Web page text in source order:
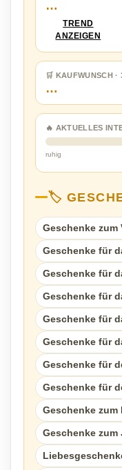
…
TREND
ANZEIGEN
🛒 KAUFWUNSCH ·
…
🔥 AKTUELLES
ruhig
🏷️
Geschenke zum
Geschenke für
Geschenke für
Geschenke für
Geschenke für
Geschenke für
Geschenke für
Geschenke für
Geschenke zum
Geschenke zum